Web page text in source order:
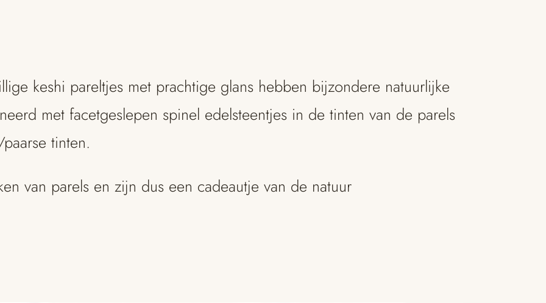
aantal
keshi pareltjes met prachtige glans hebben bijzondere natuurlijke
met facetgeslepen spinel edelsteentjes in de tinten van de parels
tinten.
van parels en zijn dus een cadeautje van de natuur